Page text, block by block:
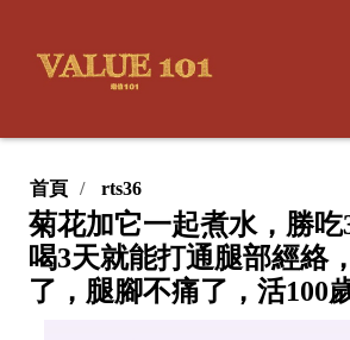
首頁 rts36
菊花加它一起煮水，勝吃
喝3天就能打通腿部經絡
了，腿腳不痛了，活100